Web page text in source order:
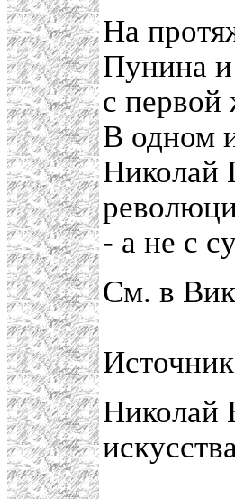
На
Пунина и
с
В одном
Николай
- а не с
См. в
Николай